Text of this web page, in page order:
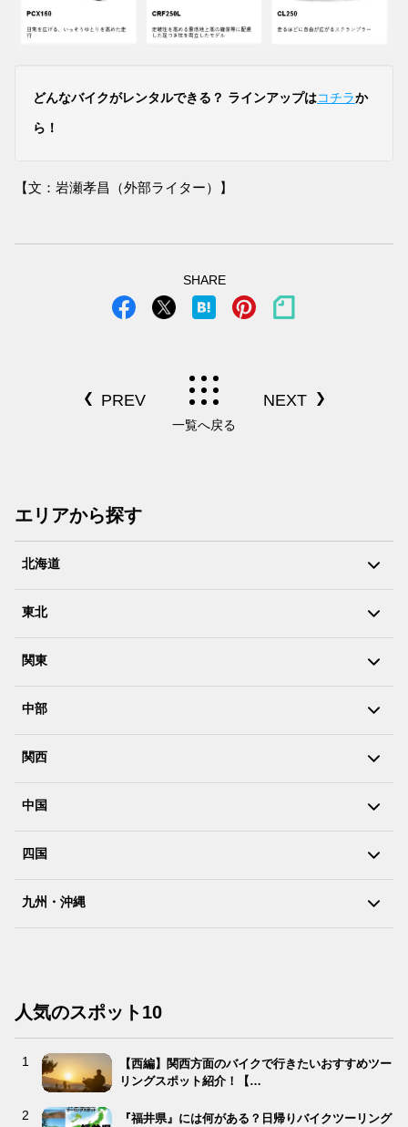
どんなバイクがレンタルできる？ ラインアップはコチラか
ら！
【文：岩瀬孝昌（外部ライター）】
SHARE
一覧へ戻る
エリアから探す
北海道
東北
関東
中部
関西
中国
四国
九州・沖縄
人気のスポット10
【西編】関西方面のバイクで行きたいおすすめツー
リングスポット紹介！【…
『福井県』には何がある？日帰りバイクツーリング